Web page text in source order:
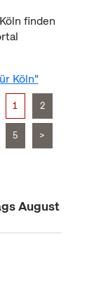
finden
Köln"
1 2
5 >
August